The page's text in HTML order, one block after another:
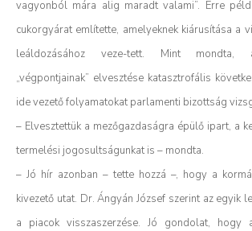
vagyonból mára alig maradt valami”. Erre
cukorgyárat említette, amelyeknek kiárusítása a
leáldozásához veze-tett. Mint mondta,
„végpontjainak” elvesztése katasztrofális
ide vezető folyamatokat parlamenti bizottság
– Elvesztettük a mezőgazdaságra épülő ipart, a
termelési jogosultságunkat is – mondta.
– Jó hír azonban – tette hozzá –, hogy a
kivezető utat. Dr. Ángyán József szerint az egyik
a piacok visszaszerzése. Jó gondolat, hogy